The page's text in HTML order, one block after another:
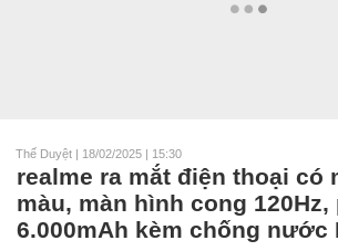
Thế Duyệt | 18/02/2025 | 15:30
realme ra mắt điện thoại có
màu, màn hình cong 120Hz,
6.000mAh kèm chống nước